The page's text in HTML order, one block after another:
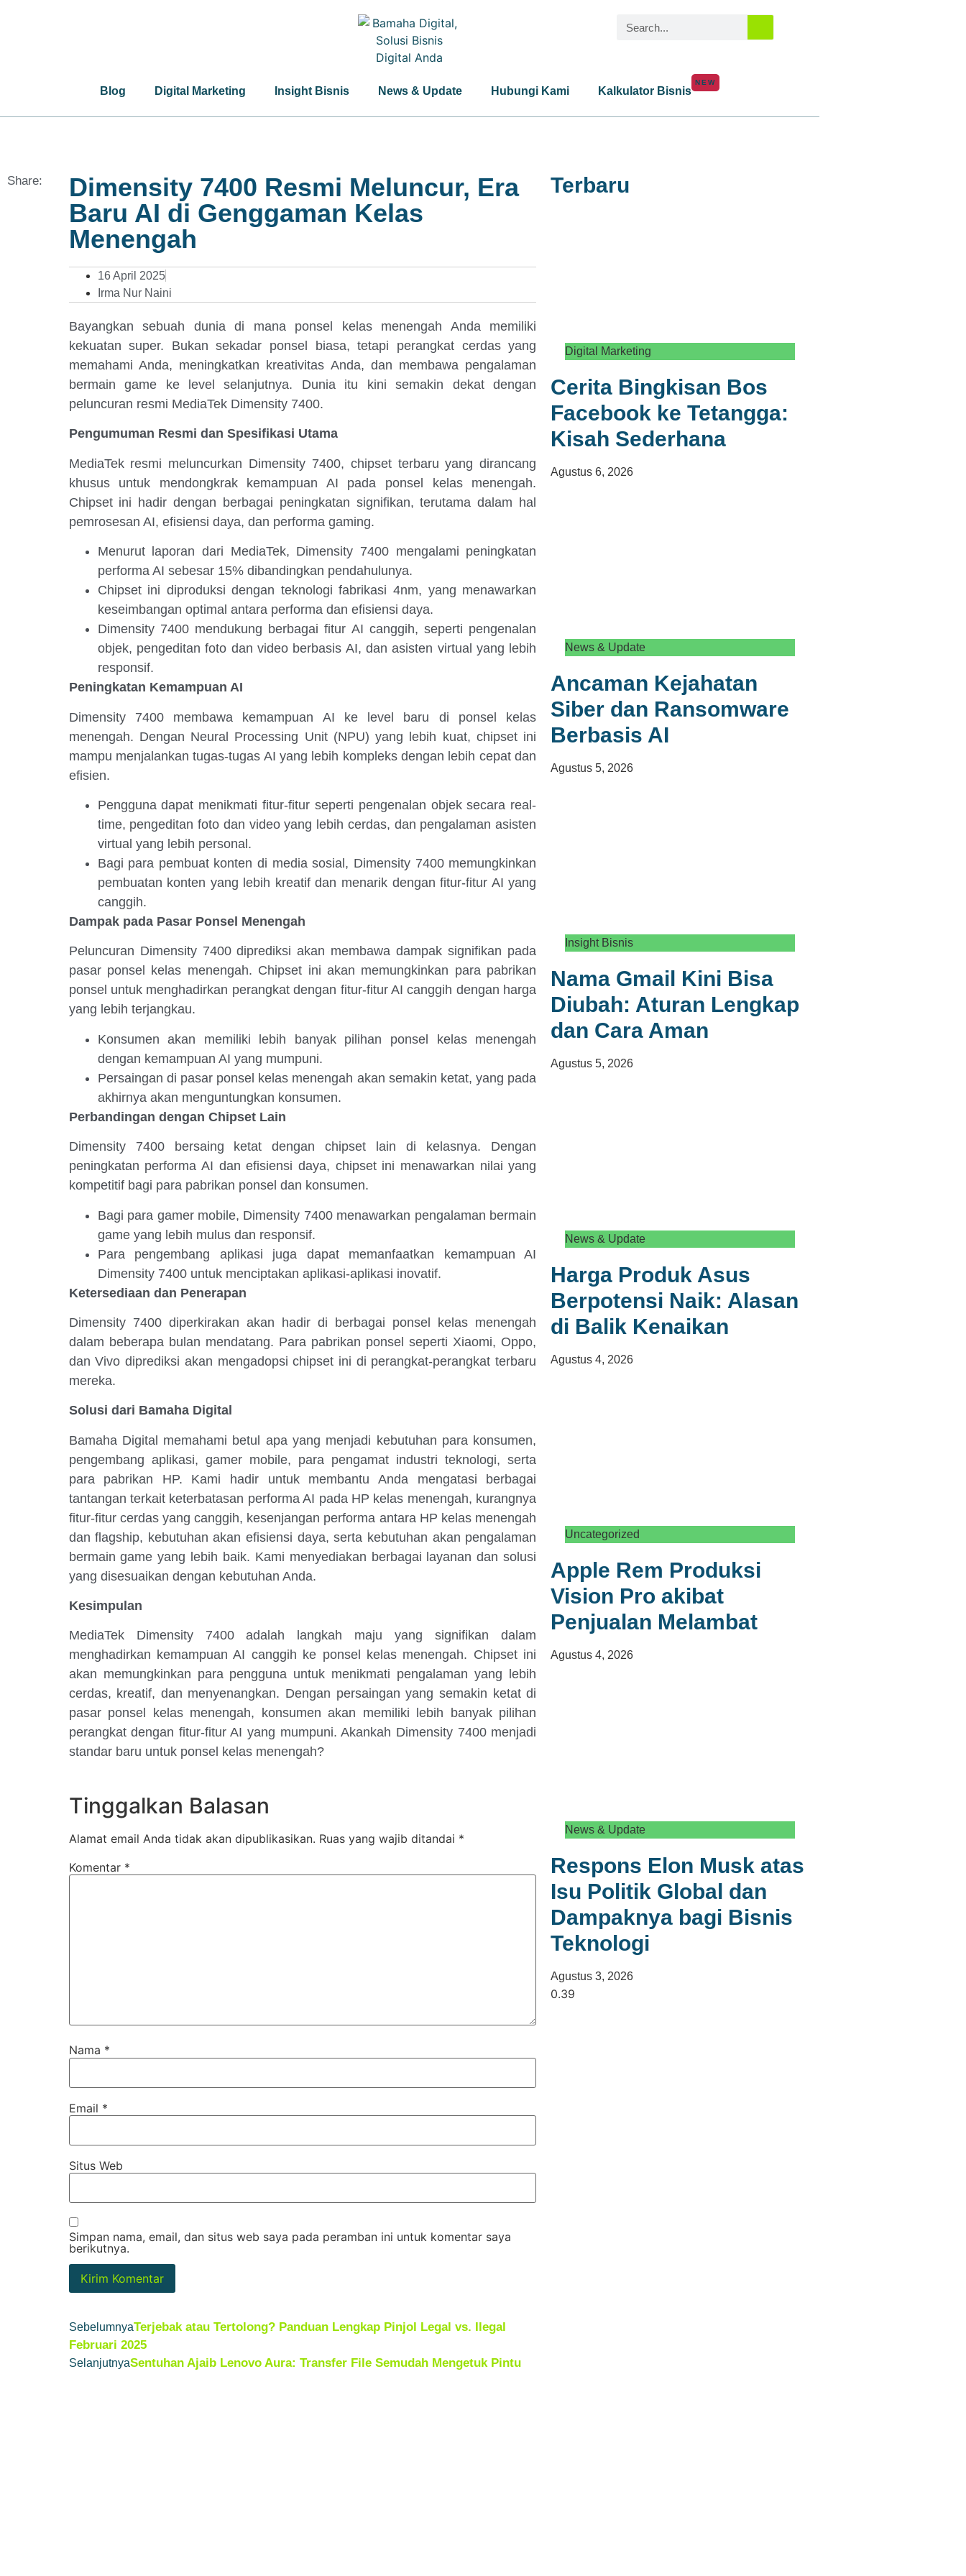
Blog Digital Marketing Insight Bisnis News & Update Hubungi Kami Kalkulator Bisnis
NEW
Share:
Dimensity 7400 Resmi Meluncur, Era
Baru AI di Genggaman Kelas
Menengah
16 April 2025
Irma Nur Naini
Bayangkan sebuah dunia di mana ponsel kelas menengah Anda memiliki
kekuatan super. Bukan sekadar ponsel biasa, tetapi perangkat cerdas yang
memahami Anda, meningkatkan kreativitas Anda, dan membawa pengalaman
bermain game ke level selanjutnya. Dunia itu kini semakin dekat dengan
peluncuran resmi MediaTek Dimensity 7400.
Pengumuman Resmi dan Spesifikasi Utama
MediaTek resmi meluncurkan Dimensity 7400, chipset terbaru yang dirancang
khusus untuk mendongkrak kemampuan AI pada ponsel kelas menengah.
Chipset ini hadir dengan berbagai peningkatan signifikan, terutama dalam hal
pemrosesan AI, efisiensi daya, dan performa gaming.
Menurut laporan dari MediaTek, Dimensity 7400 mengalami peningkatan
performa AI sebesar 15% dibandingkan pendahulunya.
Chipset ini diproduksi dengan teknologi fabrikasi 4nm, yang menawarkan
keseimbangan optimal antara performa dan efisiensi daya.
Dimensity 7400 mendukung berbagai fitur AI canggih, seperti pengenalan
objek, pengeditan foto dan video berbasis AI, dan asisten virtual yang lebih
responsif.
Peningkatan Kemampuan AI
Dimensity 7400 membawa kemampuan AI ke level baru di ponsel kelas
menengah. Dengan Neural Processing Unit (NPU) yang lebih kuat, chipset ini
mampu menjalankan tugas-tugas AI yang lebih kompleks dengan lebih cepat dan
efisien.
Pengguna dapat menikmati fitur-fitur seperti pengenalan objek secara real-
time, pengeditan foto dan video yang lebih cerdas, dan pengalaman asisten
virtual yang lebih personal.
Bagi para pembuat konten di media sosial, Dimensity 7400 memungkinkan
pembuatan konten yang lebih kreatif dan menarik dengan fitur-fitur AI yang
canggih.
Dampak pada Pasar Ponsel Menengah
Peluncuran Dimensity 7400 diprediksi akan membawa dampak signifikan pada
pasar ponsel kelas menengah. Chipset ini akan memungkinkan para pabrikan
ponsel untuk menghadirkan perangkat dengan fitur-fitur AI canggih dengan harga
yang lebih terjangkau.
Konsumen akan memiliki lebih banyak pilihan ponsel kelas menengah
dengan kemampuan AI yang mumpuni.
Persaingan di pasar ponsel kelas menengah akan semakin ketat, yang pada
akhirnya akan menguntungkan konsumen.
Perbandingan dengan Chipset Lain
Dimensity 7400 bersaing ketat dengan chipset lain di kelasnya. Dengan
peningkatan performa AI dan efisiensi daya, chipset ini menawarkan nilai yang
kompetitif bagi para pabrikan ponsel dan konsumen.
Bagi para gamer mobile, Dimensity 7400 menawarkan pengalaman bermain
game yang lebih mulus dan responsif.
Para pengembang aplikasi juga dapat memanfaatkan kemampuan AI
Dimensity 7400 untuk menciptakan aplikasi-aplikasi inovatif.
Ketersediaan dan Penerapan
Dimensity 7400 diperkirakan akan hadir di berbagai ponsel kelas menengah
dalam beberapa bulan mendatang. Para pabrikan ponsel seperti Xiaomi, Oppo,
dan Vivo diprediksi akan mengadopsi chipset ini di perangkat-perangkat terbaru
mereka.
Solusi dari Bamaha Digital
Bamaha Digital memahami betul apa yang menjadi kebutuhan para konsumen,
pengembang aplikasi, gamer mobile, para pengamat industri teknologi, serta
para pabrikan HP. Kami hadir untuk membantu Anda mengatasi berbagai
tantangan terkait keterbatasan performa AI pada HP kelas menengah, kurangnya
fitur-fitur cerdas yang canggih, kesenjangan performa antara HP kelas menengah
dan flagship, kebutuhan akan efisiensi daya, serta kebutuhan akan pengalaman
bermain game yang lebih baik. Kami menyediakan berbagai layanan dan solusi
yang disesuaikan dengan kebutuhan Anda.
Kesimpulan
MediaTek Dimensity 7400 adalah langkah maju yang signifikan dalam
menghadirkan kemampuan AI canggih ke ponsel kelas menengah. Chipset ini
akan memungkinkan para pengguna untuk menikmati pengalaman yang lebih
cerdas, kreatif, dan menyenangkan. Dengan persaingan yang semakin ketat di
pasar ponsel kelas menengah, konsumen akan memiliki lebih banyak pilihan
perangkat dengan fitur-fitur AI yang mumpuni. Akankah Dimensity 7400 menjadi
standar baru untuk ponsel kelas menengah?
Tinggalkan Balasan
Alamat email Anda tidak akan dipublikasikan. Ruas yang wajib ditandai *
Komentar *
Nama *
Email *
Situs Web
Simpan nama, email, dan situs web saya pada peramban ini untuk komentar saya
berikutnya.
SebelumnyaTerjebak atau Tertolong? Panduan Lengkap Pinjol Legal vs. Ilegal
Februari 2025
SelanjutnyaSentuhan Ajaib Lenovo Aura: Transfer File Semudah Mengetuk Pintu
Terbaru
Digital Marketing
Cerita Bingkisan Bos
Facebook ke Tetangga:
Kisah Sederhana
Agustus 6, 2026
News & Update
Ancaman Kejahatan
Siber dan Ransomware
Berbasis AI
Agustus 5, 2026
Insight Bisnis
Nama Gmail Kini Bisa
Diubah: Aturan Lengkap
dan Cara Aman
Agustus 5, 2026
News & Update
Harga Produk Asus
Berpotensi Naik: Alasan
di Balik Kenaikan
Agustus 4, 2026
Uncategorized
Apple Rem Produksi
Vision Pro akibat
Penjualan Melambat
Agustus 4, 2026
News & Update
Respons Elon Musk atas
Isu Politik Global dan
Dampaknya bagi Bisnis
Teknologi
Agustus 3, 2026